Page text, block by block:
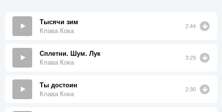
Тысячи зим
Клава Кока
2:44
Сплетни. Шум. Лук
Клава Кока
3:29
Ты достоин
Клава Кока
2:30